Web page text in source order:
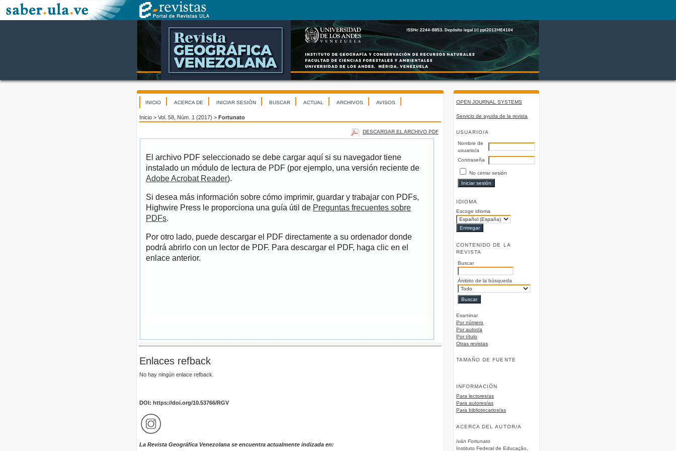
OPEN JOURNAL SYSTEMS
Servicio de ayuda de la revista
USUARIO/A
Nombre de
usuario/a
Contraseña
No cerrar sesión
IDIOMA
Escoge idioma
CONTENIDO DE LA
REVISTA
Buscar
Ámbito de la búsqueda
Examinar
Por número
Por autor/a
Por título
Otras revistas
TAMAÑO DE FUENTE
INFORMACIÓN
Para lectores/as
Para autores/as
Para bibliotecarios/as
ACERCA DEL AUTOR/A
Iván Fortunato
Instituto Federal de Educação,
INICIO ACERCA DE INICIAR SESIÓN BUSCAR ACTUAL ARCHIVOS AVISOS
Inicio > Vol. 58, Núm. 1 (2017) > Fortunato
DESCARGAR EL ARCHIVO PDF
El archivo PDF seleccionado se debe cargar aquí si su navegador tiene
instalado un módulo de lectura de PDF (por ejemplo, una versión reciente de
Adobe Acrobat Reader).
Si desea más información sobre cómo imprimir, guardar y trabajar con PDFs,
Highwire Press le proporciona una guía útil de Preguntas frecuentes sobre
PDFs.
Por otro lado, puede descargar el PDF directamente a su ordenador donde
podrá abrirlo con un lector de PDF. Para descargar el PDF, haga clic en el
enlace anterior.
Enlaces refback
No hay ningún enlace refback.
DOI: https://doi.org/10.53766/RGV
La Revista Geográfica Venezolana se encuentra actualmente indizada en: